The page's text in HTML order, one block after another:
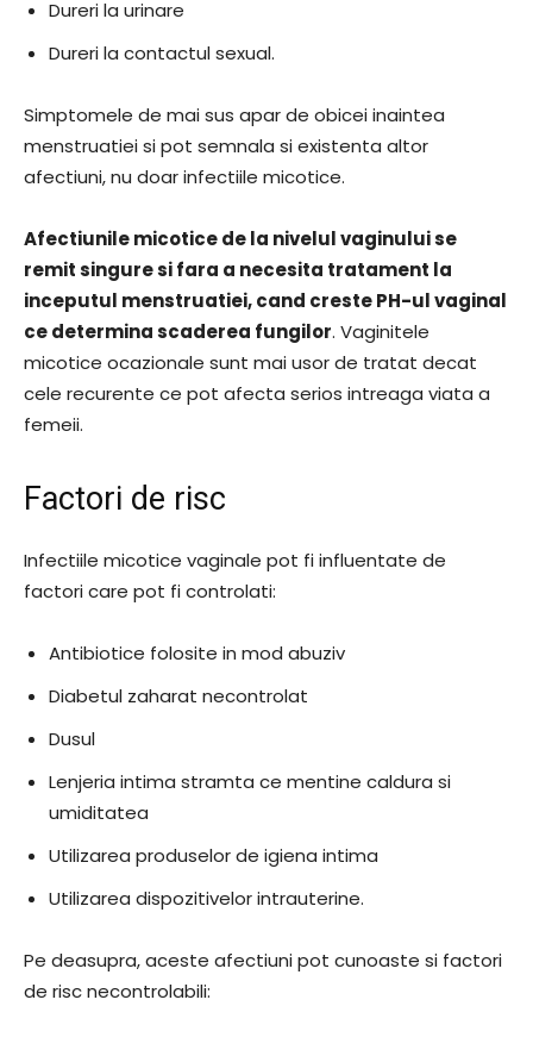
Dureri la urinare
Dureri la contactul sexual.
Simptomele de mai sus apar de obicei inaintea
menstruatiei si pot semnala si existenta altor
afectiuni, nu doar infectiile micotice.
Afectiunile micotice de la nivelul vaginului se
remit singure si fara a necesita tratament la
inceputul menstruatiei, cand creste PH-ul vaginal
ce determina scaderea fungilor. Vaginitele
micotice ocazionale sunt mai usor de tratat decat
cele recurente ce pot afecta serios intreaga viata a
femeii.
Factori de risc
Infectiile micotice vaginale pot fi influentate de
factori care pot fi controlati:
Antibiotice folosite in mod abuziv
Diabetul zaharat necontrolat
Dusul
Lenjeria intima stramta ce mentine caldura si
umiditatea
Utilizarea produselor de igiena intima
Utilizarea dispozitivelor intrauterine.
Pe deasupra, aceste afectiuni pot cunoaste si factori
de risc necontrolabili: